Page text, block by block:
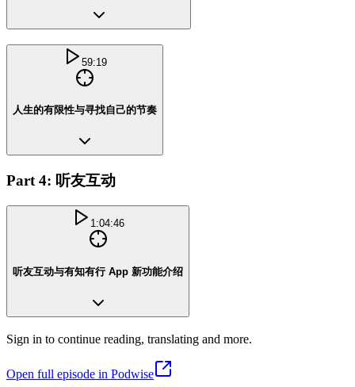
59:19
人生的有限性与寻找自己的节奏
Part 4: 听友互动
1:04:46
听友互动与有知有行 App 新功能介绍
Sign in to continue reading, translating and more.
Open full episode in Podwise